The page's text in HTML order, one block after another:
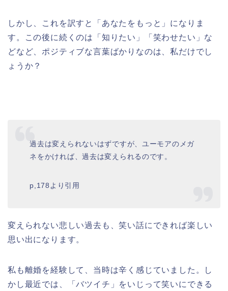
しかし、これを訳すと「あなたをもっと」になりま
す。この後に続くのは「知りたい」「笑わせたい」な
どなど、ポジティブな言葉ばかりなのは、私だけでし
ょうか？
過去は変えられないはずですが、ユーモアのメガ
ネをかければ、過去は変えられるのです。
p,178より引用
変えられない悲しい過去も、笑い話にできれば楽しい
思い出になります。
私も離婚を経験して、当時は辛く感じていました。し
かし最近では、「バツイチ」をいじって笑いにできる